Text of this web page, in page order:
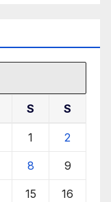
S S
1 2
8 9
15 16